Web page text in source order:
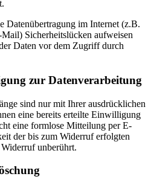
Datenübertragung im Internet (z.B.
Sicherheitslücken aufweisen
Daten vor dem Zugriff durch
zur Datenverarbeitung
sind nur mit Ihrer ausdrücklichen
eine bereits erteilte Einwilligung
eine formlose Mitteilung per E-
der bis zum Widerruf erfolgten
unberührt.